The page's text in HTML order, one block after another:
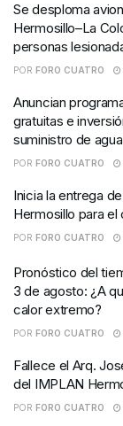
Se desploma
Hermosillo–La
personas
POR FORO CUATRO
Anuncian
gratuitas e
suministro de
POR FORO CUATRO
Inicia la entrega
Hermosillo para
POR FORO CUATRO
Pronóstico del
3 de agosto: ¿A
calor extremo?
POR FORO CUATRO
Fallece el Arq.
del IMPLAN
POR FORO CUATRO